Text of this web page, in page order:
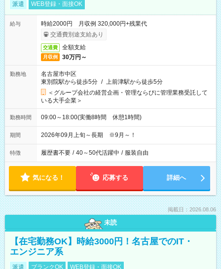
派遣 WEB登録・面接OK
給与
時給2000円 月収例 320,000円+残業代
交通費別途支給あり
交通費 全額支給
月収例 30万円～
勤務地
名古屋市中区
東別院駅から徒歩5分 / 上前津駅から徒歩5分
＜グループ会社の経営企画・管理ならびに管理業務受託して
いる大手企業＞
勤務時間 09:00～18:00(実働8時間 休憩1時間)
期間 2026年09月上旬～長期 ※9月～！
特徴 履歴書不要 / 40～50代活躍中 / 服装自由
気になる！ 応募する 詳細へ
掲載日：2026.08.06
未読
【在宅勤務OK】時給3000円！名古屋でのIT・
エンジニア系
派遣 ブランクOK WEB登録・面接OK